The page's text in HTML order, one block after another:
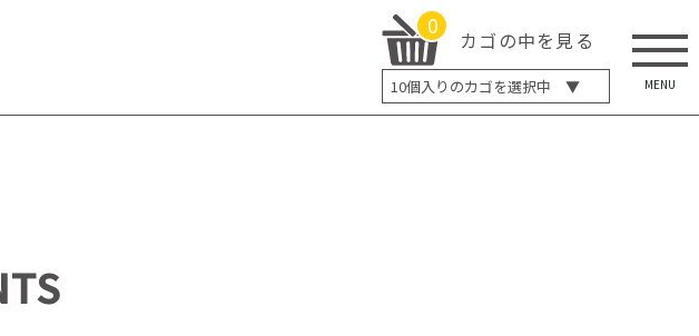
0
カゴの中を見る
10個入りのカゴを選択中 ▼
5個入り
MENU